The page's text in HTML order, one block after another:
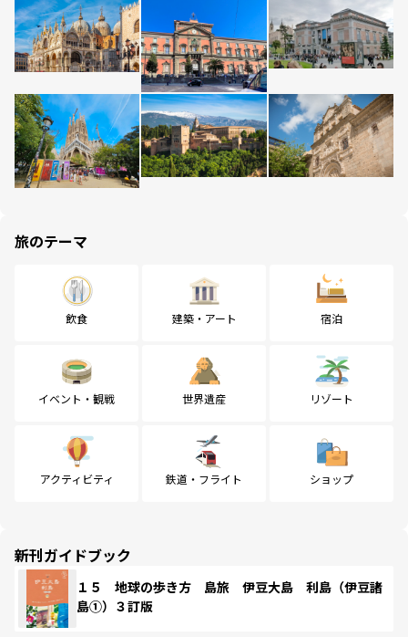
旅のテーマ
飲食 建築・アート 宿泊
イベント・観戦 世界遺産 リゾート
アクティビティ 鉄道・フライト ショップ
新刊ガイドブック
１５ 地球の歩き方 島旅 伊豆大島 利島（伊豆諸
島①）３訂版